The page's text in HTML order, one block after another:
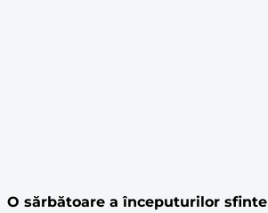
O sărbătoare a începuturilor sfinte